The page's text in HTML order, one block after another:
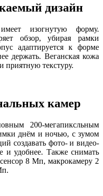
дизайн
изогнутую форму.
обзор, убирая рамки
адаптируется к форме
держать. Веганская кожа
приятную текстуру.
камер
200-мегапиксльным
днём и ночью, с зумом
создавать фото- и видео-
и удобнее. Также снимать
8 Мп, макрокамеру 2